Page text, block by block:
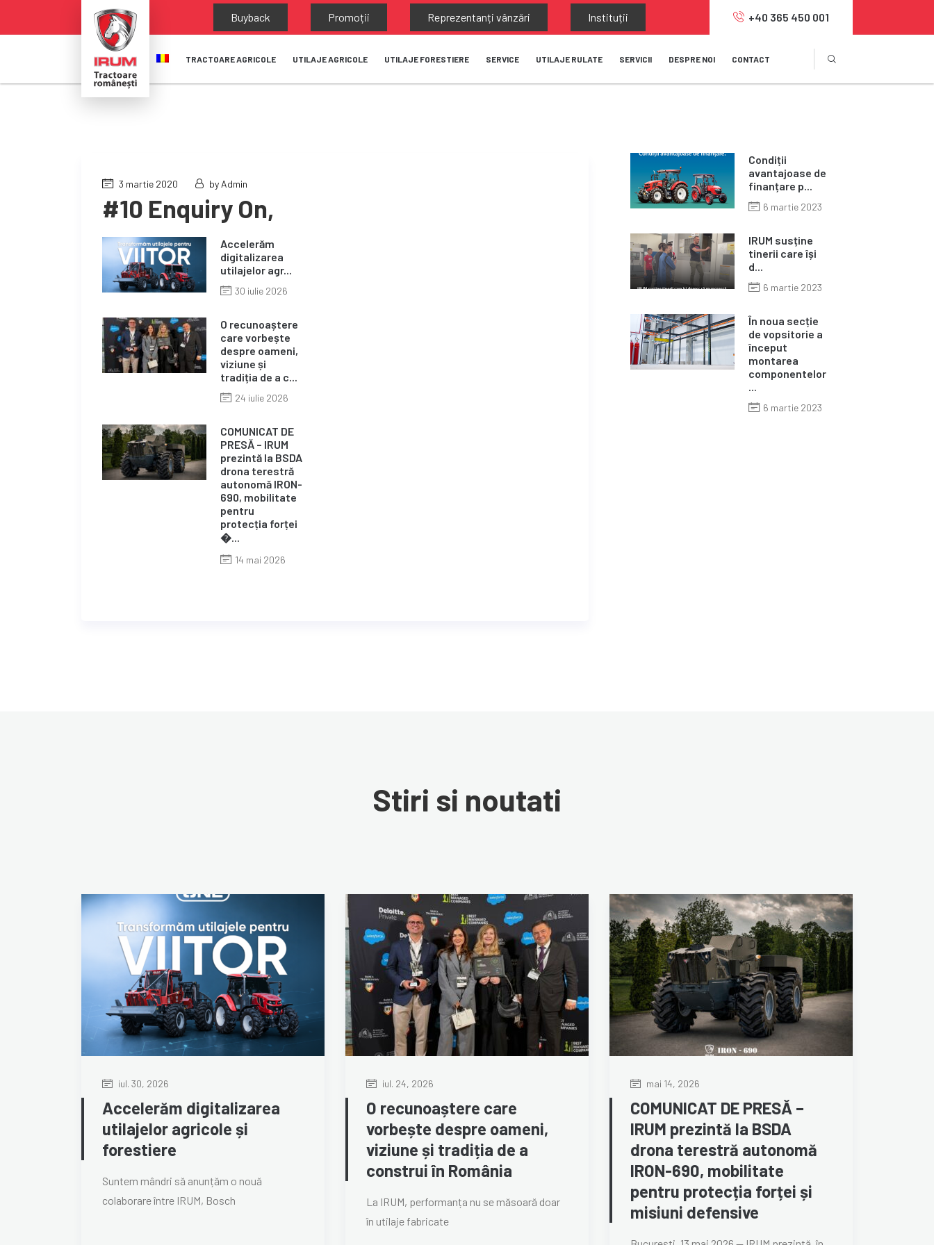
Buyback Promoții Reprezentanți vânzări Instituții +40 365 450 001
TRACTOARE AGRICOLE UTILAJE AGRICOLE UTILAJE FORESTIERE SERVICE UTILAJE RULATE SERVICII DESPRE NOI CONTACT
3 martie 2020 by Admin
#10 Enquiry On,
Accelerăm
digitalizarea
utilajelor agr...
30 iulie 2026
O recunoaștere
care vorbește
despre oameni,
viziune și
tradiția de a c...
24 iulie 2026
COMUNICAT DE
PRESĂ – IRUM
prezintă la BSDA
drona terestră
autonomă IRON-
690, mobilitate
pentru
protecția forței
�...
14 mai 2026
Condiții
avantajoase de
finanțare p...
6 martie 2023
IRUM susține
tinerii care își
d...
6 martie 2023
În noua secție
de vopsitorie a
început
montarea
componentelor
...
6 martie 2023
Stiri si noutati
iul. 30, 2026
Accelerăm digitalizarea
utilajelor agricole și
forestiere
Suntem mândri să anunțăm o nouă
colaborare între IRUM, Bosch
iul. 24, 2026
O recunoaștere care
vorbește despre oameni,
viziune și tradiția de a
construi în România
La IRUM, performanța nu se măsoară doar
în utilaje fabricate
mai 14, 2026
COMUNICAT DE PRESĂ –
IRUM prezintă la BSDA
drona terestră autonomă
IRON-690, mobilitate
pentru protecția forței și
misiuni defensive